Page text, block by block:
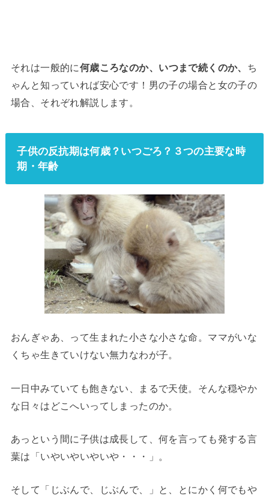
それは一般的に何歳ころなのか、いつまで続くのか、 ち
ゃんと知っていれば安心です！男の子の場合と女の子の
場合、それぞれ解説します。
子供の反抗期は何歳？いつごろ？３つの主要な時
期・年齢
おんぎゃあ、って生まれた小さな小さな命。ママがいな
くちゃ生きていけない無力なわが子。
一日中みていても飽きない、まるで天使。そんな穏やか
な日々はどこへいってしまったのか。
あっという間に子供は成長して、何を言っても発する言
葉は「いやいやいやいや・・・」。
そして「じぶんで、じぶんで、」と、とにかく何でもや